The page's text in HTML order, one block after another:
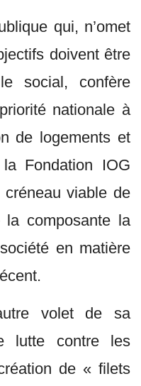
qui, n’omet
doivent être
social, confère
nationale à
de logements et
Fondation IOG
viable de
la composante la
en matière
volet de sa
lutte contre les
de « filets